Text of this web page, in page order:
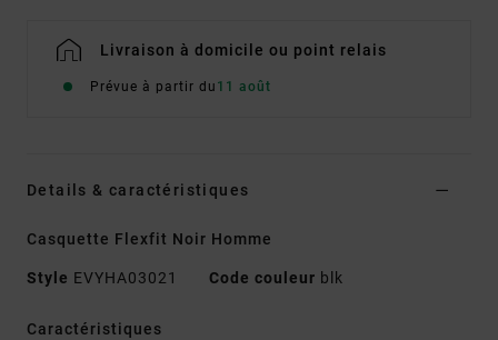
Livraison à domicile ou point relais
Prévue à partir du 11 août
Details & caractéristiques
Casquette Flexfit Noir Homme
Style EVYHA03021 Code couleur blk
Caractéristiques